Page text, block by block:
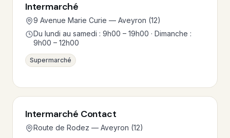
Intermarché
9 Avenue Marie Curie — Aveyron (12)
Du lundi au samedi : 9h00 – 19h00 · Dimanche :
9h00 – 12h00
Supermarché
Intermarché Contact
Route de Rodez — Aveyron (12)